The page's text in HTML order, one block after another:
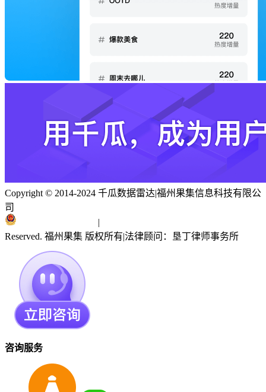
Copyright © 2014-2024 千瓜数据雷达|福州果集信息科技有限公
司
|
Reserved. 福州果集 版权所有|法律顾问：垦丁律师事务所
咨询服务